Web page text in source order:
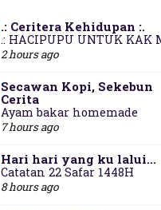
.: Ceritera Kehidupan :.
.: HACIPUPU UNTUK KAK
2 hours ago
Secawan Kopi, Sekebun
Cerita
Ayam bakar homemade
7 hours ago
Hari hari yang ku lalui...
Catatan 22 Safar 1448H
8 hours ago